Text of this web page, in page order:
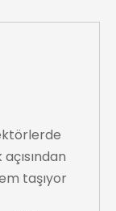
taşıyor